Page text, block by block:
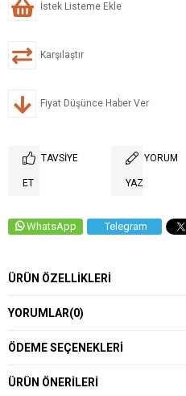
İstek Listeme Ekle
Karşılaştır
Fiyat Düşünce Haber Ver
TAVSIYE
ET
YORUM
YAZ
WhatsApp Telegram
ÜRÜN ÖZELLIKLERI
YORUMLAR(0)
ÖDEME SEÇENEKLERI
ÜRÜN ÖNERILERI